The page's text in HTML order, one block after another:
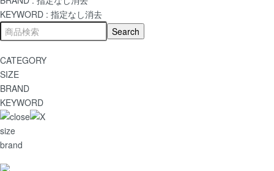
KEYWORD : 指定なし消去
CATEGORY
SIZE
BRAND
KEYWORD
size
brand